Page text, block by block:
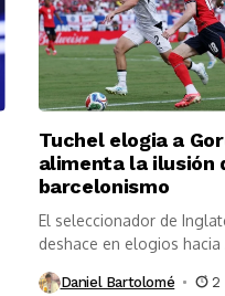
Tuchel elogia a
alimenta la ilusión
barcelonismo
El seleccionador de
deshace en elogios hacia
Daniel Bartolomé 2